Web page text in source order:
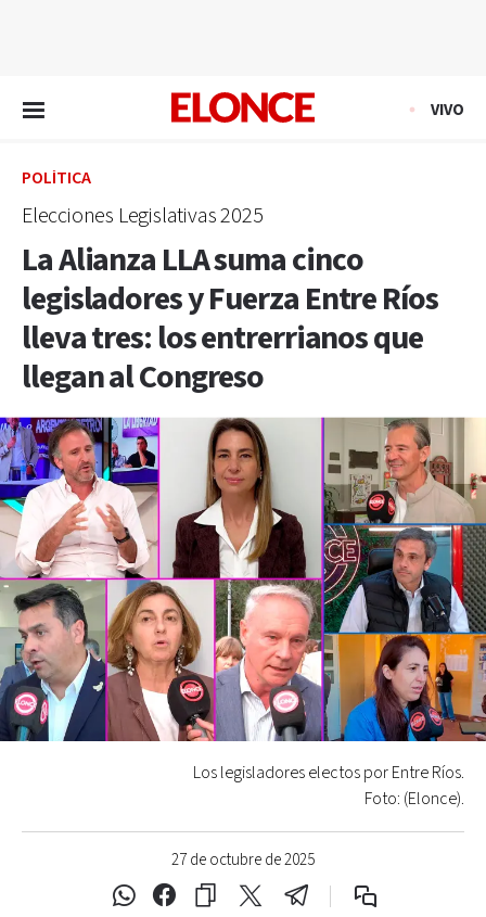
VIVO
POLÍTICA
Elecciones Legislativas 2025
La Alianza LLA suma cinco
legisladores y Fuerza Entre Ríos
lleva tres: los entrerrianos que
llegan al Congreso
27 de octubre de 2025
Los legisladores electos por Entre Ríos.
Foto: (Elonce).